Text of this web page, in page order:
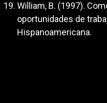
William, B. (1997).
oportunidades de
Hispanoamericana.